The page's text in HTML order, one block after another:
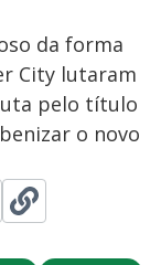
da forma
City lutaram
pelo título
o novo